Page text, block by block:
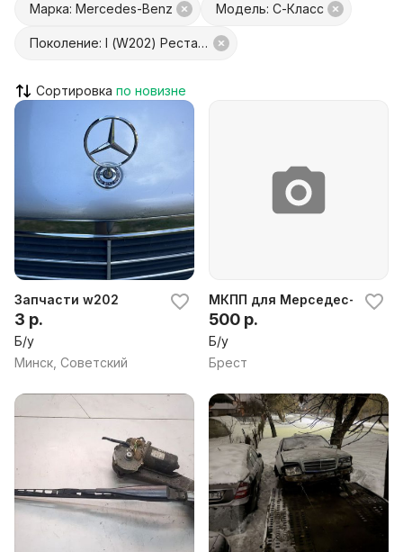
Марка: Mercedes-Benz Модель: C-Класс
Поколение: I (W202) Рестайлинг
Сортировка
Запчасти w202
3 р.
Б/у
Минск, Советский
МКПП для Мерседес-Бенс
500 р.
Б/у
Брест